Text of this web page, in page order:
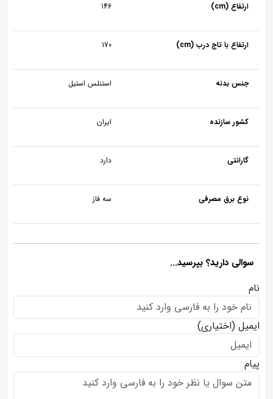
ارتفاع (cm) 146
ارتفاع با تاج درب (cm) 170
جنس بدنه استنلس استیل
کشور سازنده ایران
گارانتی دارد
نوع برق مصرفی سه فاز
سوالی دارید؟ بپرسید...
نام
ایمیل (اختیاری)
پیام